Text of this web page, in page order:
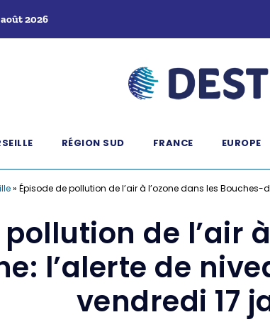
2026
RÉGION SUD FRANCE EUROPE
» Épisode de pollution de l’air à l’ozone dans les Bouches-
de l’air
l’alerte de
vendredi 17